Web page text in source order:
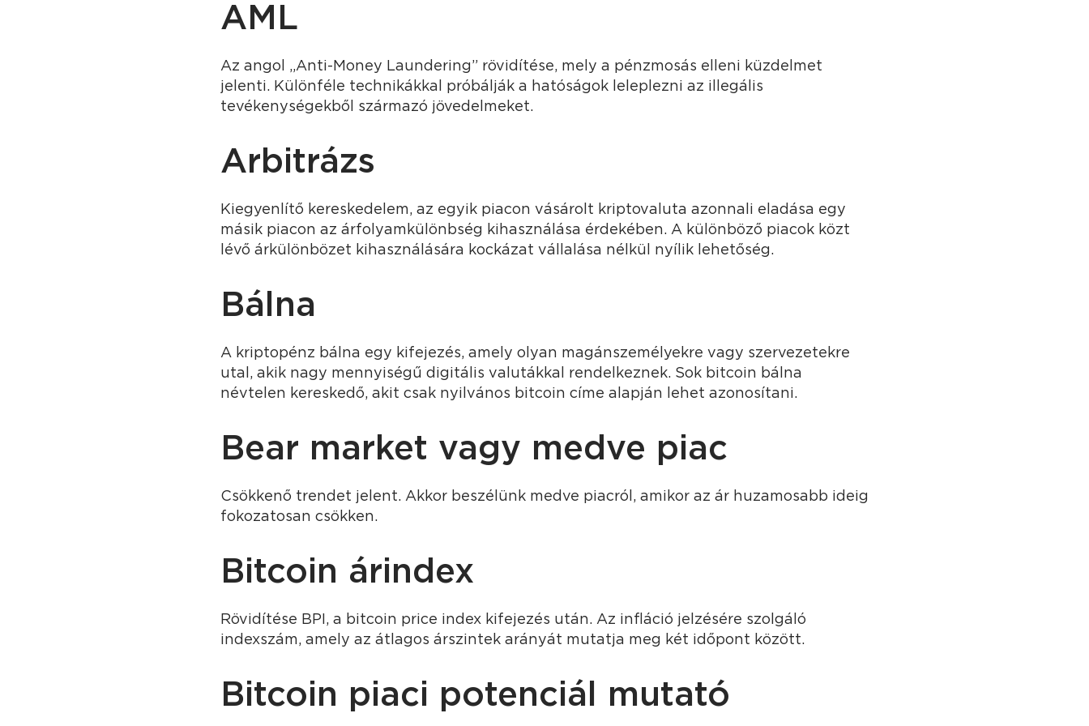
AML
Az angol „Anti-Money Laundering” rövidítése, mely a pénzmosás elleni küzdelmet
jelenti. Különféle technikákkal próbálják a hatóságok leleplezni az illegális
tevékenységekből származó jövedelmeket.
Arbitrázs
Kiegyenlítő kereskedelem, az egyik piacon vásárolt kriptovaluta azonnali eladása egy
másik piacon az árfolyamkülönbség kihasználása érdekében. A különböző piacok közt
lévő árkülönbözet kihasználására kockázat vállalása nélkül nyílik lehetőség.
Bálna
A kriptopénz bálna egy kifejezés, amely olyan magánszemélyekre vagy szervezetekre
utal, akik nagy mennyiségű digitális valutákkal rendelkeznek. Sok bitcoin bálna
névtelen kereskedő, akit csak nyilvános bitcoin címe alapján lehet azonosítani.
Bear market vagy medve piac
Csökkenő trendet jelent. Akkor beszélünk medve piacról, amikor az ár huzamosabb ideig
fokozatosan csökken.
Bitcoin árindex
Rövidítése BPI, a bitcoin price index kifejezés után. Az infláció jelzésére szolgáló
indexszám, amely az átlagos árszintek arányát mutatja meg két időpont között.
Bitcoin piaci potenciál mutató